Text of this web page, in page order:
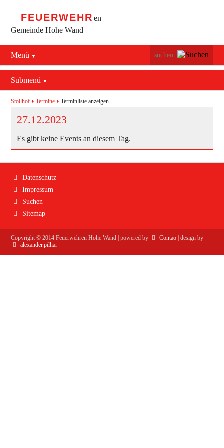
FEUERWEHR en
Gemeinde Hohe Wand
Menü
Navigation
überspringen
Maiersdorf
Stollhof
Submenü
Navigation
überspringen
Aktuelles
Mannschaft
Jugend
Ausrüstung
Feuerwehrhaus
Fahrzeuge
Termine
Geschichte
Stollhof Termine Terminliste anzeigen
27.12.2023
Es gibt keine Events an diesem Tag.
Navigation
Datenschutz
Impressum
Suchen
Sitemap
Copyright ©2014 Feuerwehren Hohe Wand | powered by Contao | design by
alexander.pilhar